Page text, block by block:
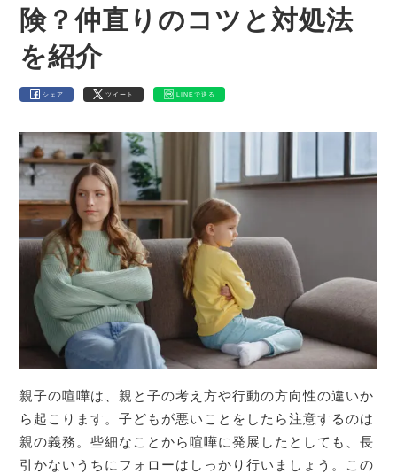
険？仲直りのコツと対処法
を紹介
シェア ツイート LINEで送る
親子の喧嘩は、親と子の考え方や行動の方向性の違いか
ら起こります。子どもが悪いことをしたら注意するのは
親の義務。些細なことから喧嘩に発展したとしても、長
引かないうちにフォローはしっかり行いましょう。この